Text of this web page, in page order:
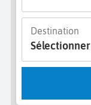
Destination
Sélectionner